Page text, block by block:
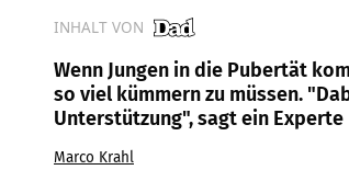
INHALT VON
Wenn Jungen in die Pubertät
so viel kümmern zu müssen.
Unterstützung", sagt ein Experte
Marco Krahl